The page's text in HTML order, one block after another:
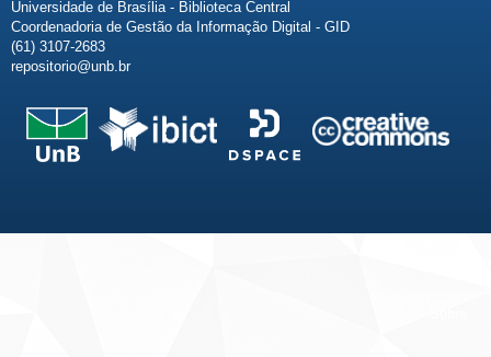
Universidade de Brasília - Biblioteca Central
Coordenadoria de Gestão da Informação Digital - GID
(61) 3107-2683
repositorio@unb.br